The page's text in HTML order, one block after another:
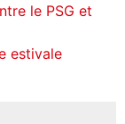
le PSG et
estivale